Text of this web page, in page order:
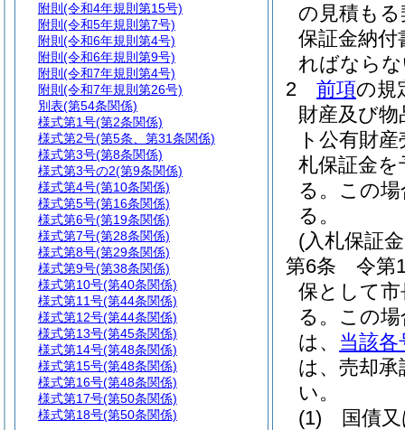
の見積もる
保証金納付
ればなら
2
前項の規
財産及び
ト公有財
札保証金
る。 この
る。
(入札保証
第6条
令第
保として
る。 この
は、 当該各
は、売却
い。
(1)
国債
附則 (令和4年規則第15号)
附則 (令和5年規則第7号)
附則 (令和6年規則第4号)
附則 (令和6年規則第9号)
附則 (令和7年規則第4号)
附則 (令和7年規則第26号)
別表(第54条関係)
様式第1号(第2条関係)
様式第2号(第5条、第31条関係)
様式第3号(第8条関係)
様式第3号の2(第9条関係)
様式第4号(第10条関係)
様式第5号(第16条関係)
様式第6号(第19条関係)
様式第7号(第28条関係)
様式第8号(第29条関係)
様式第9号(第38条関係)
様式第10号(第40条関係)
様式第11号(第44条関係)
様式第12号(第44条関係)
様式第13号(第45条関係)
様式第14号(第48条関係)
様式第15号(第48条関係)
様式第16号(第48条関係)
様式第17号(第50条関係)
様式第18号(第50条関係)